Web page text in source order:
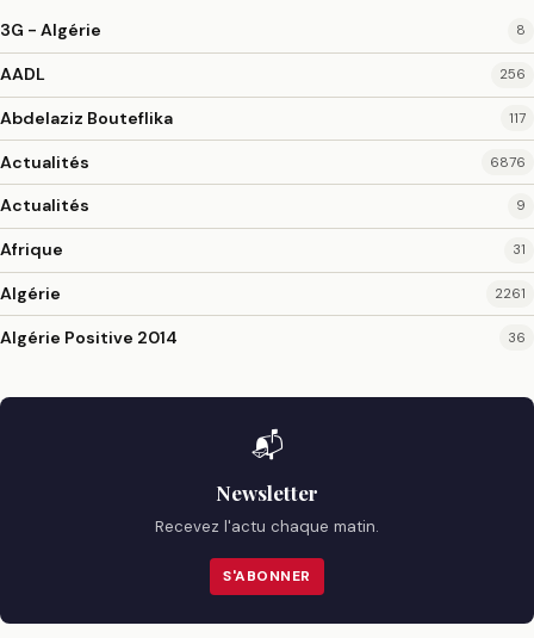
3G - Algérie 8
AADL 256
Abdelaziz Bouteflika 117
Actualités 6876
Actualités 9
Afrique 31
Algérie 2261
Algérie Positive 2014 36
📬
Newsletter
Recevez l'actu chaque matin.
S'ABONNER